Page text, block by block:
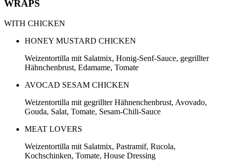
WRAPS
WITH CHICKEN
HONEY MUSTARD CHICKEN
Weizentortilla mit Salatmix, Honig-Senf-Sauce, gegrillter
Hähnchenbrust, Edamame, Tomate
AVOCAD SESAM CHICKEN
Weizentortilla mit gegrillter Hähnenchenbrust, Avovado,
Gouda, Salat, Tomate, Sesam-Chili-Sauce
MEAT LOVERS
Weizentortilla mit Salatmix, Pastramif, Rucola,
Kochschinken, Tomate, House Dressing